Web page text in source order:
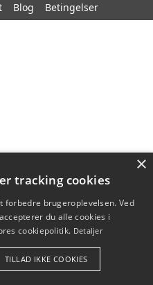
Blog Betingelser
×
tracking cookies
forbedre brugeroplevelsen. Ved
du alle cookies i
cookiepolitik. Detaljer
TILLAD IKKE COOKIES